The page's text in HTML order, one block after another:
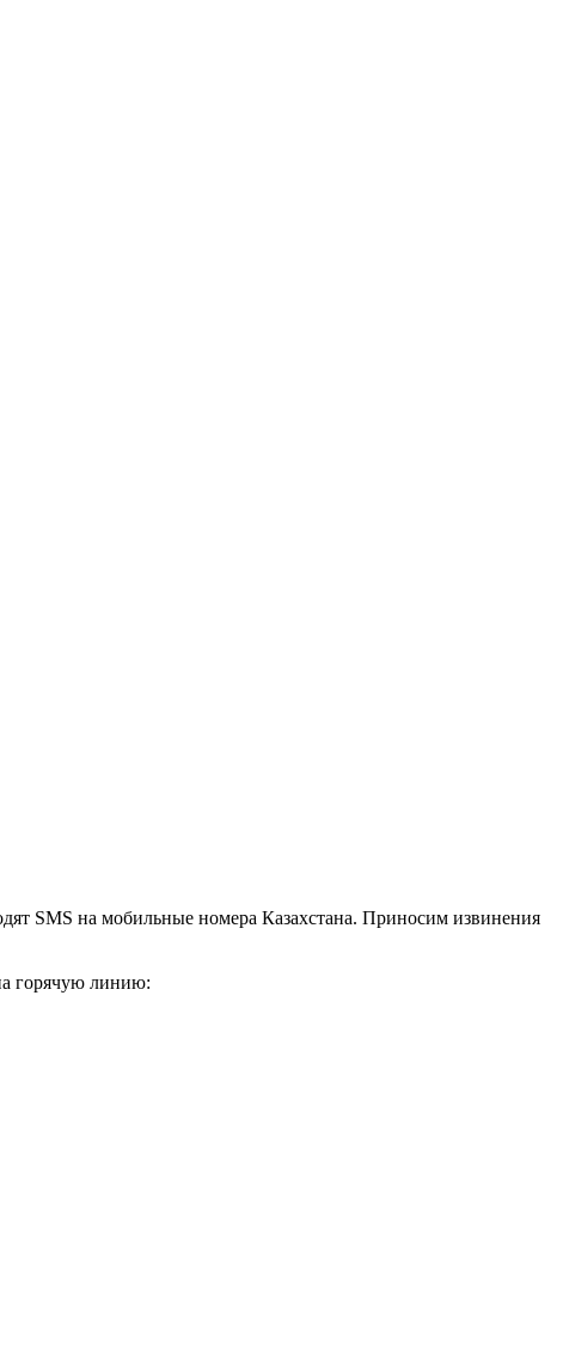
SMS на мобильные номера Казахстана. Приносим извинения
горячую линию: